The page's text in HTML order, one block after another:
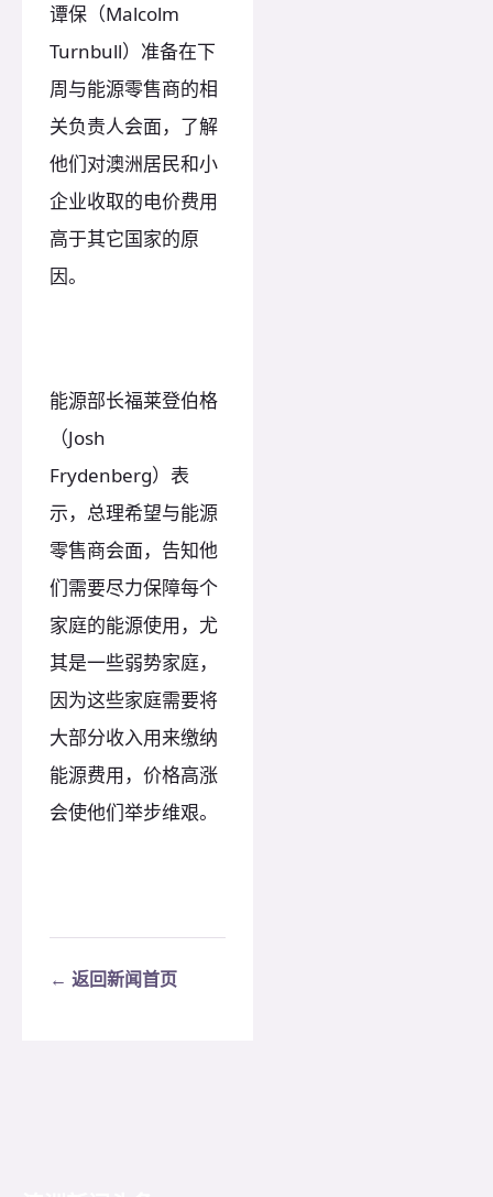
谭保（Malcolm
Turnbull）准备在下
周与能源零售商的相
关负责人会面，了解
他们对澳洲居民和小
企业收取的电价费用
高于其它国家的原
因。
能源部长福莱登伯格
（Josh
Frydenberg）表
示，总理希望与能源
零售商会面，告知他
们需要尽力保障每个
家庭的能源使用，尤
其是一些弱势家庭，
因为这些家庭需要将
大部分收入用来缴纳
能源费用，价格高涨
会使他们举步维艰。
← 返回新闻首页